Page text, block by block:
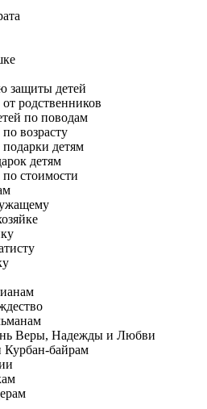
защиты детей
родственников
по поводам
возрасту
детям
детям
стоимости
Веры, Надежды и Любви
Курбан-байрам